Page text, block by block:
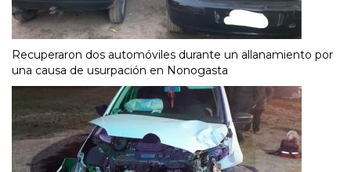
Recuperaron dos automóviles durante un allanamiento por
una causa de usurpación en Nonogasta